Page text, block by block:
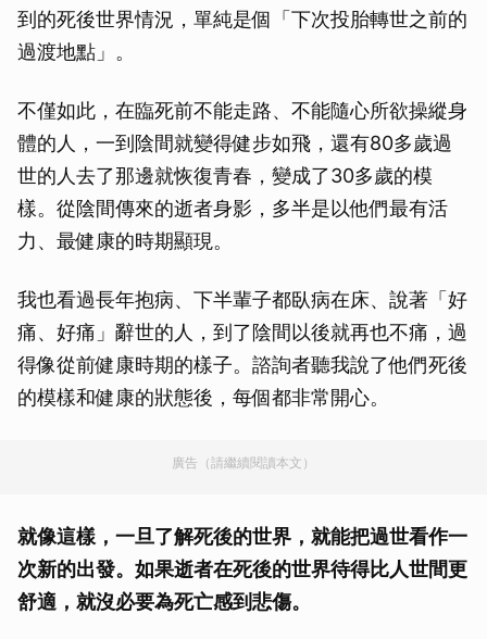
到的死後世界情況，單純是個「下次投胎轉世之前的
過渡地點」。
不僅如此，在臨死前不能走路、不能隨心所欲操縱身
體的人，一到陰間就變得健步如飛，還有80多歲過
世的人去了那邊就恢復青春，變成了30多歲的模
樣。從陰間傳來的逝者身影，多半是以他們最有活
力、最健康的時期顯現。
我也看過長年抱病、下半輩子都臥病在床、說著「好
痛、好痛」辭世的人，到了陰間以後就再也不痛，過
得像從前健康時期的樣子。諮詢者聽我說了他們死後
的模樣和健康的狀態後，每個都非常開心。
廣告（請繼續閱讀本文）
就像這樣，一旦了解死後的世界，就能把過世看作一
次新的出發。如果逝者在死後的世界待得比人世間更
舒適，就沒必要為死亡感到悲傷。